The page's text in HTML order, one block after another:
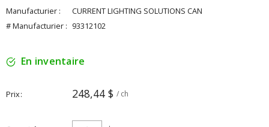
Manufacturier :
CURRENT LIGHTING SOLUTIONS CAN
# Manufacturier : 93312102
En inventaire
Prix 248,44 $ / ch